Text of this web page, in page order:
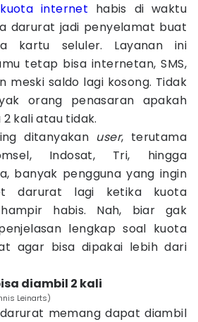
kuota internet habis di waktu
darurat jadi penyelamat buat
kartu seluler. Layanan ini
tetap bisa internetan, SMS,
meski saldo lagi kosong. Tidak
orang penasaran apakah
kali atau tidak.
ditanyakan user, terutama
Indosat, Tri, hingga
banyak pengguna yang ingin
darurat lagi ketika kuota
habis. Nah, biar gak
lengkap soal kuota
agar bisa dipakai lebih dari
diambil 2 kali
Leinarts)
memang dapat diambil